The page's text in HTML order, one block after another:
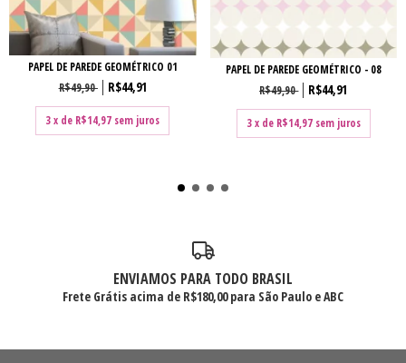
PAPEL DE PAREDE GEOMÉTRICO 01
R$49,90
R$44,91
3x de R$14,97 sem juros
PAPEL DE PAREDE GEOMÉTRICO - 08
R$49,90
R$44,91
3x de R$14,97 sem juros
ENVIAMOS PARA TODO BRASIL
Frete Grátis acima de R$180,00 para São Paulo e ABC